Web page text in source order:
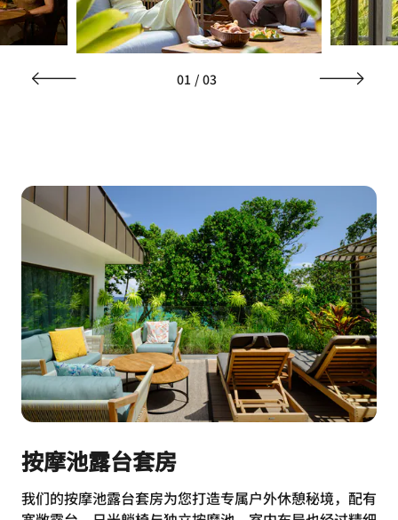
01 / 03
按摩池露台套房
我们的按摩池露台套房为您打造专属户外休憩秘境，配有